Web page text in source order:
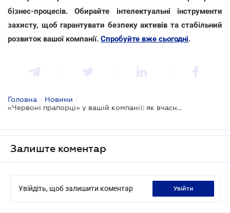
бізнес-процесів. Обирайте інтелектуальні інструменти
захисту, щоб гарантувати безпеку активів та стабільний
розвиток вашої компанії. Спробуйте вже сьогодні.
Головна / Новини /
«Червоні прапорці» у вашій компанії: як вчасно розпізнати шахрайство топменеджменту
Залиште коментар
Увійдіть, щоб залишити коментар увійти